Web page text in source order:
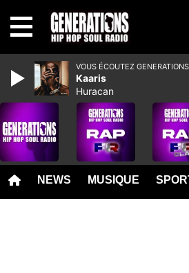
NEWS MUSIQUE
VOUS ÉCOUTEZ GENERATIONS
Kaaris
Huracan